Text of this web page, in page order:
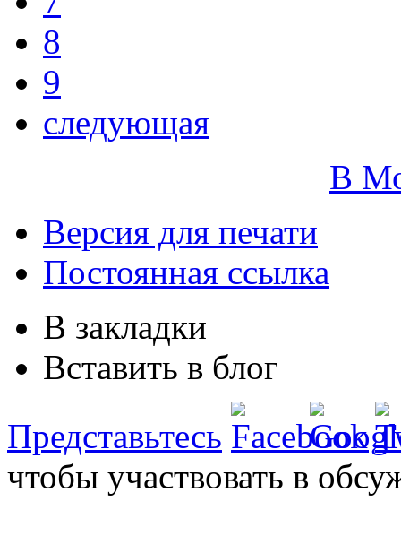
8
9
следующая
В
Версия для печати
Постоянная ссылка
В закладки
Вставить в блог
Представьтесь
чтобы участвовать в